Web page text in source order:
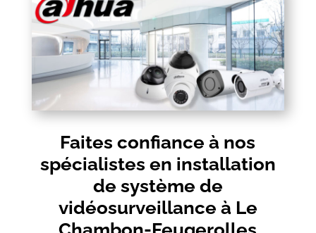
Faites confiance à nos
spécialistes en installation
de système de
vidéosurveillance à Le